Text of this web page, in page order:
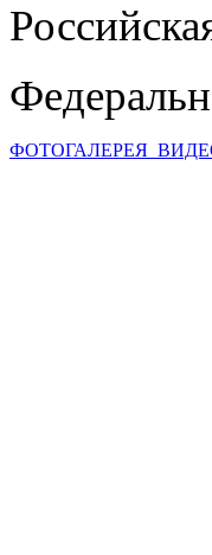
ФОТОГАЛЕРЕЯ